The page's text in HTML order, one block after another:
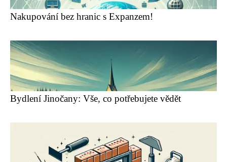
Nakupování bez hranic s Expanzem!
Bydlení Jinočany: Vše, co potřebujete vědět